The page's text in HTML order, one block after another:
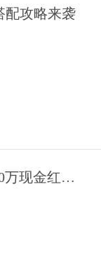
配攻略来袭
地煞十星悬赏再传捷报！似水流年、大美神州获瓜分50万现金红包资格